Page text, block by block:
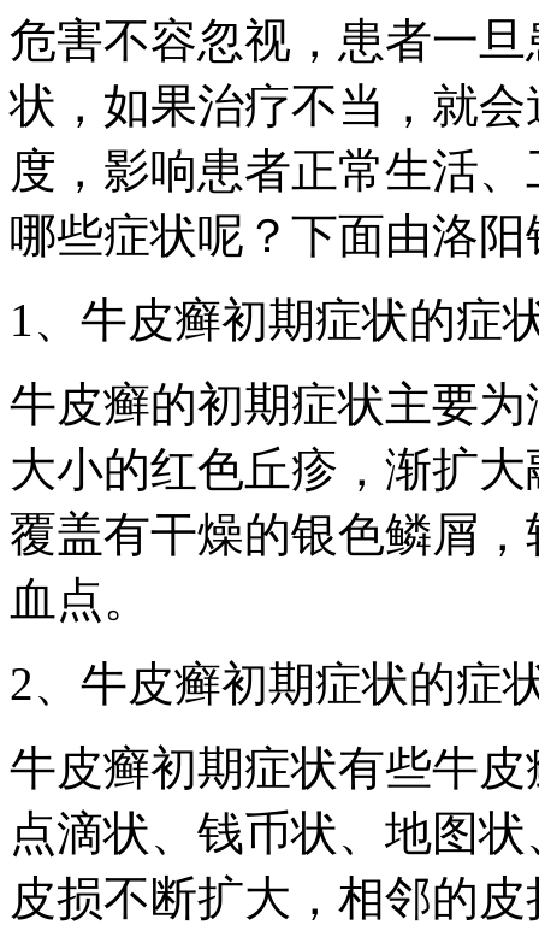
危害不容忽视，患者一
状，如果治疗不当，就
度，影响患者正常生活
哪些症状呢？下面由洛
1、牛皮癣初期症状的症
牛皮癣的初期症状主要
大小的红色丘疹，渐扩
覆盖有干燥的银色鳞屑
血点。
2、牛皮癣初期症状的症
牛皮癣初期症状有些牛
点滴状、钱币状、地图
皮损不断扩大，相邻的